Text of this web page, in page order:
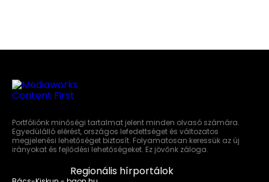
Portfóliónk minőségi tartalmat jelent minden olvasó számára.
Egyedülálló elérést, országos lefedettséget és változatos
megjelenési lehetőséget biztosít. Folyamatosan keressük az új
irányokat és fejlődési lehetőségeket. Ez jövőnk záloga.
Regionális hírportálok